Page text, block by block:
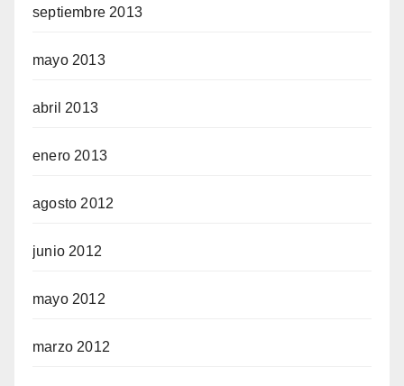
septiembre 2013
mayo 2013
abril 2013
enero 2013
agosto 2012
junio 2012
mayo 2012
marzo 2012